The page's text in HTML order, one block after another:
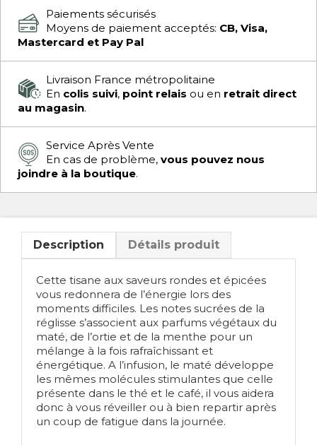
Paiements sécurisés
Moyens de paiement acceptés: CB, Visa,
Mastercard et Pay Pal
Livraison France métropolitaine
En colis suivi, point relais ou en retrait direct
au magasin.
Service Après Vente
En cas de problème, vous pouvez nous
joindre à la boutique.
Description Détails produit
Cette tisane aux saveurs rondes et épicées
vous redonnera de l’énergie lors des
moments difficiles. Les notes sucrées de la
réglisse s’associent aux parfums végétaux du
maté, de l’ortie et de la menthe pour un
mélange à la fois rafraîchissant et
énergétique. A l’infusion, le maté développe
les mêmes molécules stimulantes que celle
présente dans le thé et le café, il vous aidera
donc à vous réveiller ou à bien repartir après
un coup de fatigue dans la journée.